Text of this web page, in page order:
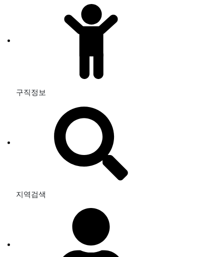
구직정보
지역검색